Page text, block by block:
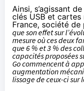
Ainsi, s’agissant
clés USB et
France, société
que son effet sur
mesure où ces deux
que 6 % et 3 % des
capacités proposées
Go commencent à
augmentation
lissage de ceux-ci sur